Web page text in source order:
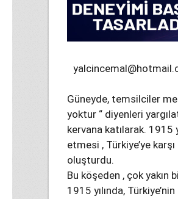
Güneyde, temsilciler
yoktur “ diyenleri
kervana katılarak. 1915
etmesi , Türkiye’ye
oluşturdu.
Bu köşeden , çok yakın
1915 yılında,